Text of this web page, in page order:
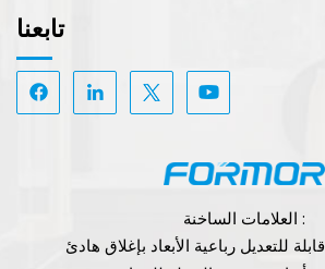
تابعنا
العلامات الساخنة :
للتعديل رباعية الأبعاد بإغلاق هادئ